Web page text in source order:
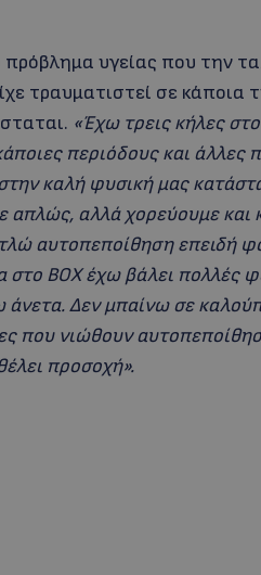
υγείας που την
τραυματιστεί σε κάποια
«Έχω τρεις κήλες
περιόδους και άλλες
καλή φυσική μας
αλλά χορεύουμε
αυτοπεποίθηση επειδή
στο BOX έχω βάλει πολλές
άνετα. Δεν μπαίνω σε
που νιώθουν
προσοχή».